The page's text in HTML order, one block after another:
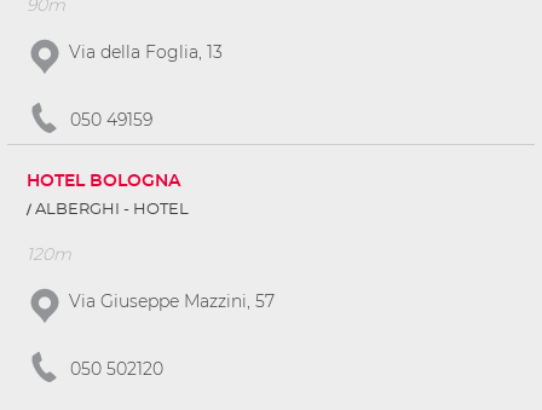
90m
Via della Foglia, 13
050 49159
HOTEL BOLOGNA
ALBERGHI - HOTEL
120m
Via Giuseppe Mazzini, 57
050 502120